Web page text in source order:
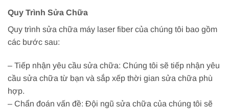
Quy Trình Sửa Chữa
Quy trình sửa chữa máy laser fiber của chúng tôi bao gồm
các bước sau:
– Tiếp nhận yêu cầu sửa chữa: Chúng tôi sẽ tiếp nhận yêu
cầu sửa chữa từ bạn và sắp xếp thời gian sửa chữa phù
hợp.
– Chẩn đoán vấn đề: Đội ngũ sửa chữa của chúng tôi sẽ